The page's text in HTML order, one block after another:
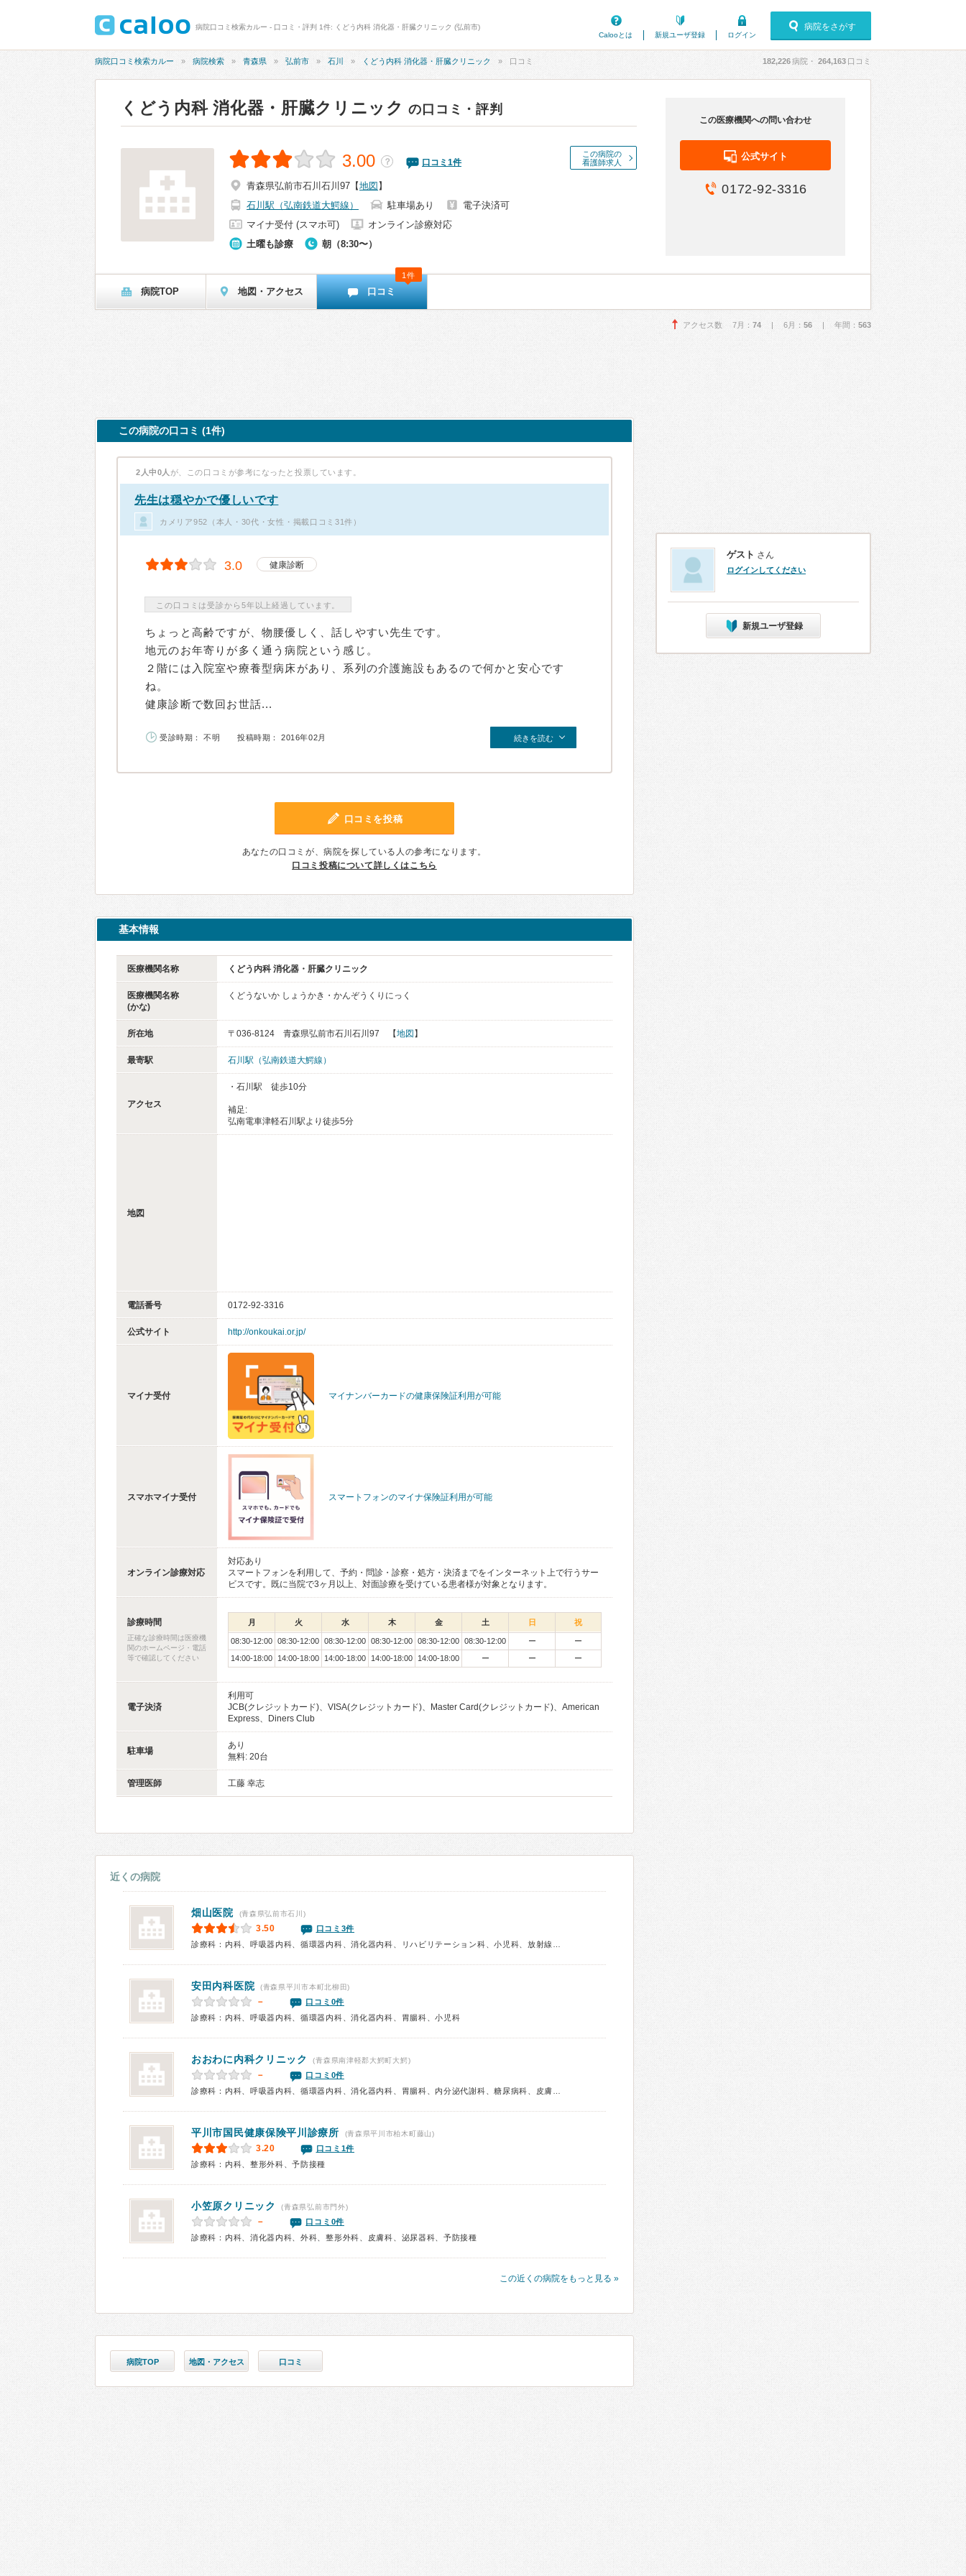
病院口コミ検索カルー - 口コミ・評判 1件: くどう内科 消化器・肝臓クリニック (弘前市)
Calooとは
新規ユーザ登録 ログイン
病院をさがす
病院口コミ検索カルー 病院検索 青森県 弘前市 石川 くどう内科 消化器・肝臓クリニック 口コミ 182,226病院・ 264,163 口コミ
くどう内科 消化器・肝臓クリニック の口コミ・評判
この病院の
看護師求人
3.00 ？ 口コミ 1件
青森県弘前市石川石川97 【地図 】
石川駅（弘南鉄道大鰐線）
駐車場あり
電子決済可
マイナ受付 (スマホ可)
オンライン診療対応
土曜も診療
朝（8:30〜）
この医療機関への問い合わせ
公式サイト
0172-92-3316
病院TOP 地図・アクセス 口コミ
1件
アクセス数 7月： 74 | 6月： 56 | 年間： 563
この病院の口コミ (1件)
2人中0人 が、この口コミが参考になったと投票しています。
先生は穏やかで優しいです
カメリア952（本人・30代・女性・掲載口コミ31件）
3.0 健康診断
この口コミは受診から5年以上経過しています。
ちょっと高齢ですが、物腰優しく、話しやすい先生です。
地元のお年寄りが多く通う病院という感じ。
２階には入院室や療養型病床があり、系列の介護施設もあるので何かと安心です
ね。
健康診断で数回お世話...
受診時期： 不明 投稿時期： 2016年02月 続きを読む
口コミを投稿
あなたの口コミが、病院を探している人の参考になります。
口コミ投稿について詳しくはこちら
基本情報
医療機関名称 くどう内科 消化器・肝臓クリニック
医療機関名称
(かな)
くどうないか しょうかき・かんぞうくりにっく
所在地 〒036-8124 青森県弘前市石川石川97 【地図 】
最寄駅 石川駅（弘南鉄道大鰐線）
アクセス
・石川駅 徒歩10分
補足:
弘南電車津軽石川駅より徒歩5分
地図
電話番号 0172-92-3316
公式サイト http://onkoukai.or.jp/
マイナ受付 マイナンバーカードの健康保険証利用が可能
スマホマイナ受付 スマートフォンのマイナ保険証利用が可能
オンライン診療対応
対応あり
スマートフォンを利用して、予約・問診・診察・処方・決済までをインターネット上で行うサー
ビスです。既に当院で3ヶ月以上、対面診療を受けている患者様が対象となります。
診療時間
正確な診療時間は医療機
関のホームページ・電話
等で確認してください
月 火 水 木 金 土 日 祝
08:30-12:00 08:30-12:00 08:30-12:00 08:30-12:00 08:30-12:00 08:30-12:00 ー
ー
14:00-18:00
14:00-18:00 14:00-18:00 14:00-18:00 14:00-18:00 ー ー ー
電子決済
利用可
JCB(クレジットカード)、VISA(クレジットカード)、Master Card(クレジットカード)、American
Express、Diners Club
駐車場
あり
無料: 20台
管理医師 工藤 幸志
近くの病院
畑山医院 (青森県弘前市石川)
3.50
口コミ3件
安田内科医院 (青森県平川市本町北柳田)
－
口コミ0件
診療科：内科、呼吸器内科、循環器内科、消化器内科、胃腸科、小児科
おおわに内科クリニック (青森県南津軽郡大鰐町大鰐)
－
口コミ0件
平川市国民健康保険平川診療所 (青森県平川市柏木町藤山)
3.20
口コミ1件
診療科：内科、整形外科、予防接種
小笠原クリニック (青森県弘前市門外)
－
口コミ0件
診療科：内科、消化器内科、外科、整形外科、皮膚科、泌尿器科、予防接種
この近くの病院をもっと見る »
病院TOP 地図・アクセス 口コミ
ゲスト さん
ログインしてください
新規ユーザ登録